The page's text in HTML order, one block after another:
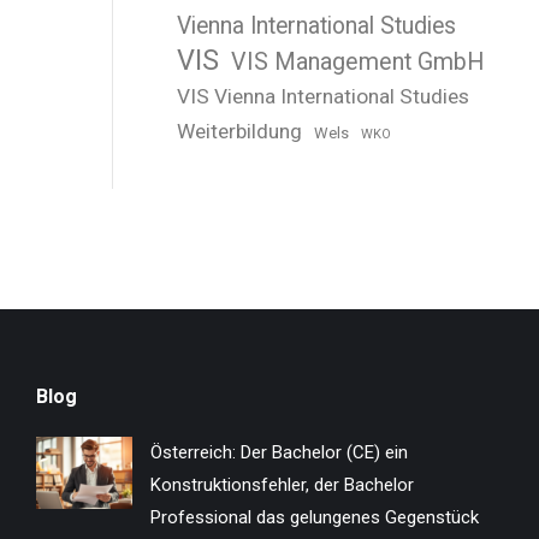
Vienna International Studies
VIS VIS Management GmbH
VIS Vienna International Studies
Weiterbildung
Wels WKO
Blog
Österreich: Der Bachelor (CE) ein
Konstruktionsfehler, der Bachelor
Professional das gelungenes Gegenstück